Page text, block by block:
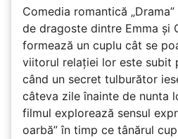
Comedia romantică
de dragoste dintre Emma și
formează un cuplu cât se
viitorul relației lor este subit
când un secret tulburător
câteva zile înainte de nunta
filmul explorează sensul
oarbă” în timp ce tânărul